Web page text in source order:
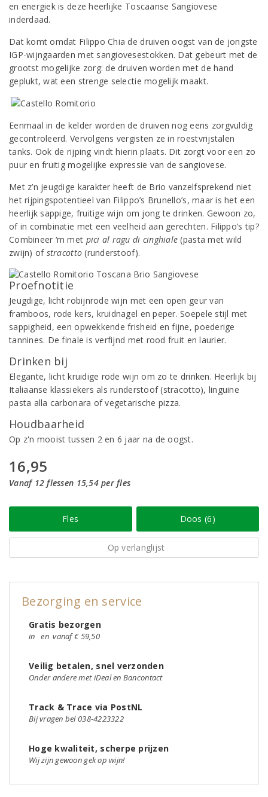
en energiek is deze heerlijke Toscaanse Sangiovese
inderdaad.
Dat komt omdat Filippo Chia de druiven oogst van de jongste
IGP-wijngaarden met sangiovesestokken. Dat gebeurt met de
grootst mogelijke zorg: de druiven worden met de hand
geplukt, wat een strenge selectie mogelijk maakt.
Eenmaal in de kelder worden de druiven nog eens zorgvuldig
gecontroleerd. Vervolgens vergisten ze in roestvrijstalen
tanks. Ook de rijping vindt hierin plaats. Dit zorgt voor een zo
puur en fruitig mogelijke expressie van de sangiovese.
Met z’n jeugdige karakter heeft de Brio vanzelfsprekend niet
het rijpingspotentieel van Filippo’s Brunello’s, maar is het een
heerlijk sappige, fruitige wijn om jong te drinken. Gewoon zo,
of in combinatie met een veelheid aan gerechten. Filippo’s tip?
Combineer ‘m met pici al ragu di cinghiale (pasta met wild
zwijn) of stracotto (runderstoof).
Proefnotitie
Jeugdige, licht robijnrode wijn met een open geur van
framboos, rode kers, kruidnagel en peper. Soepele stijl met
sappigheid, een opwekkende frisheid en fijne, poederige
tannines. De finale is verfijnd met rood fruit en laurier.
Drinken bij
Elegante, licht kruidige rode wijn om zo te drinken. Heerlijk bij
Italiaanse klassiekers als runderstoof (stracotto), linguine
pasta alla carbonara of vegetarische pizza.
Houdbaarheid
Op z'n mooist tussen 2 en 6 jaar na de oogst.
16,95
Vanaf 12 flessen 15,54 per fles
Fles Doos (6)
Op verlanglijst
Bezorging en service
Gratis bezorgen
in en vanaf € 59,50
Veilig betalen, snel verzonden
Onder andere met iDeal en Bancontact
Track & Trace via PostNL
Bij vragen bel 038-4223322
Hoge kwaliteit, scherpe prijzen
Wij zijn gewoon gek op wijn!